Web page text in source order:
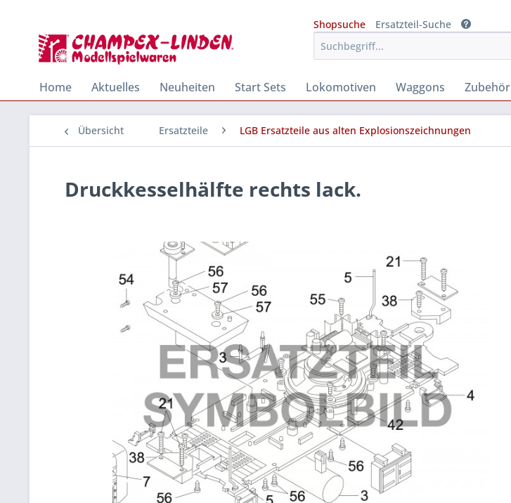
Shopsuche
Ersatzteil-Suche
Home Aktuelles Neuheiten Start Sets Lokomotiven Waggons Zubehör
Übersicht Ersatzteile LGB Ersatzteile aus alten Explosionszeichnungen
Druckkesselhälfte rechts lack.